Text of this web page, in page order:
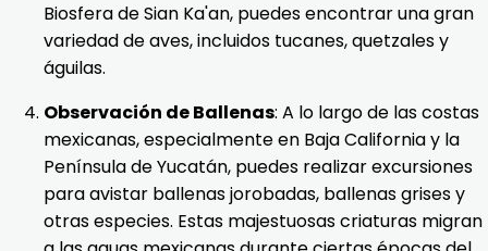
Biosfera de Sian Ka'an, puedes encontrar una gran
variedad de aves, incluidos tucanes, quetzales y
águilas.
Observación de Ballenas: A lo largo de las costas
mexicanas, especialmente en Baja California y la
Península de Yucatán, puedes realizar excursiones
para avistar ballenas jorobadas, ballenas grises y
otras especies. Estas majestuosas criaturas migran